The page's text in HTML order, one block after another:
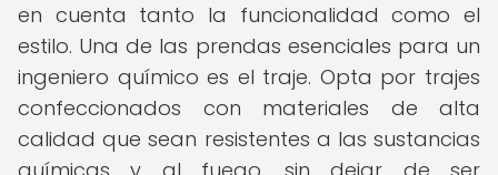
en cuenta tanto la funcionalidad como el
estilo. Una de las prendas esenciales para un
ingeniero químico es el traje. Opta por trajes
confeccionados con materiales de alta
calidad que sean resistentes a las sustancias